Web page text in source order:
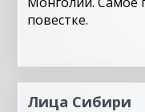
повестке.
Лица Сибири